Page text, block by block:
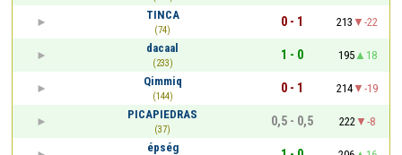
TINCA
(74)
0 - 1 213
-22
dacaal
(233)
1 - 0 195
18
Qimmiq
(144)
0 - 1 214
-19
PICAPIEDRAS
(37)
0,5 - 0,5 222
-8
épség